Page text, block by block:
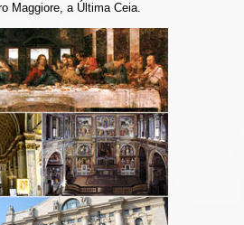
Maggiore, a Última Ceia.